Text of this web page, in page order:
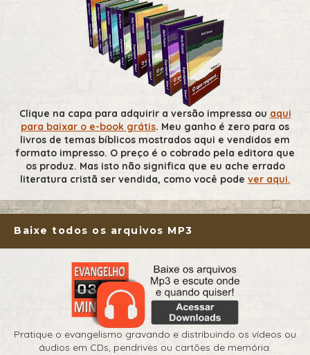
Clique na capa para adquirir a versão impressa ou aqui
para baixar o e-book grátis. Meu ganho é zero para os
livros de temas bíblicos mostrados aqui e vendidos em
formato impresso. O preço é o cobrado pela editora que
os produz. Mas isto não significa que eu ache errado
literatura cristã ser vendida, como você pode ver aqui.
Baixe todos os arquivos MP3
Pratique o evangelismo gravando e distribuindo os vídeos ou
áudios em CDs, pendrives ou cartões de memória.